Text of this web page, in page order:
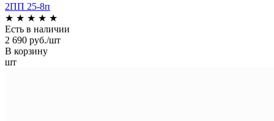
2ПП 25-8п
★ ★ ★ ★ ★
Есть в наличии
2 690 руб./шт
В корзину
шт